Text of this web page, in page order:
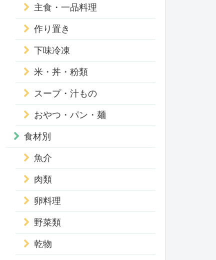
主食・一品料理
作り置き
下味冷凍
米・丼・粉類
スープ・汁もの
おやつ・パン・麺
食材別
魚介
肉類
卵料理
野菜類
乾物